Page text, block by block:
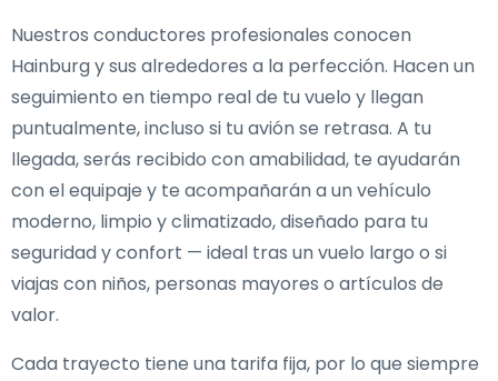
Nuestros conductores profesionales conocen
Hainburg y sus alrededores a la perfección. Hacen un
seguimiento en tiempo real de tu vuelo y llegan
puntualmente, incluso si tu avión se retrasa. A tu
llegada, serás recibido con amabilidad, te ayudarán
con el equipaje y te acompañarán a un vehículo
moderno, limpio y climatizado, diseñado para tu
seguridad y confort — ideal tras un vuelo largo o si
viajas con niños, personas mayores o artículos de
valor.
Cada trayecto tiene una tarifa fija, por lo que siempre